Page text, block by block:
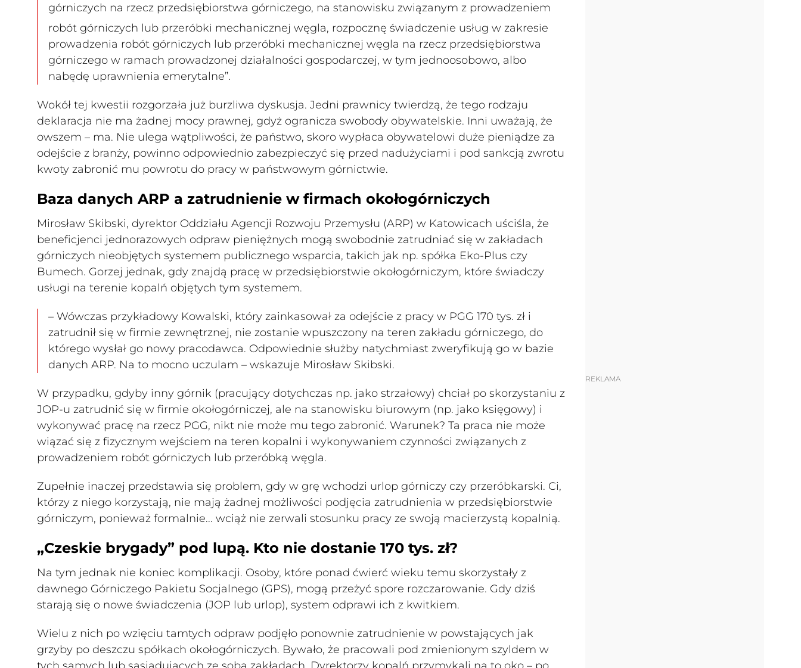
górniczych na rzecz przedsiębiorstwa górniczego, na stanowisku związanym z prowadzeniem
robót górniczych lub przeróbki mechanicznej węgla, rozpocznę świadczenie usług w zakresie
prowadzenia robót górniczych lub przeróbki mechanicznej węgla na rzecz przedsiębiorstwa
górniczego w ramach prowadzonej działalności gospodarczej, w tym jednoosobowo, albo
nabędę uprawnienia emerytalne”.
Wokół tej kwestii rozgorzała już burzliwa dyskusja. Jedni prawnicy twierdzą, że tego rodzaju
deklaracja nie ma żadnej mocy prawnej, gdyż ogranicza swobody obywatelskie. Inni uważają, że
owszem – ma. Nie ulega wątpliwości, że państwo, skoro wypłaca obywatelowi duże pieniądze za
odejście z branży, powinno odpowiednio zabezpieczyć się przed nadużyciami i pod sankcją zwrotu
kwoty zabronić mu powrotu do pracy w państwowym górnictwie.
Baza danych ARP a zatrudnienie w firmach okołogórniczych
Mirosław Skibski, dyrektor Oddziału Agencji Rozwoju Przemysłu (ARP) w Katowicach uściśla, że
beneficjenci jednorazowych odpraw pieniężnych mogą swobodnie zatrudniać się w zakładach
górniczych nieobjętych systemem publicznego wsparcia, takich jak np. spółka Eko-Plus czy
Bumech. Gorzej jednak, gdy znajdą pracę w przedsiębiorstwie okołogórniczym, które świadczy
usługi na terenie kopalń objętych tym systemem.
– Wówczas przykładowy Kowalski, który zainkasował za odejście z pracy w PGG 170 tys. zł i
zatrudnił się w firmie zewnętrznej, nie zostanie wpuszczony na teren zakładu górniczego, do
którego wysłał go nowy pracodawca. Odpowiednie służby natychmiast zweryfikują go w bazie
danych ARP. Na to mocno uczulam – wskazuje Mirosław Skibski.
W przypadku, gdyby inny górnik (pracujący dotychczas np. jako strzałowy) chciał po skorzystaniu z
JOP-u zatrudnić się w firmie okołogórniczej, ale na stanowisku biurowym (np. jako księgowy) i
wykonywać pracę na rzecz PGG, nikt nie może mu tego zabronić. Warunek? Ta praca nie może
wiązać się z fizycznym wejściem na teren kopalni i wykonywaniem czynności związanych z
prowadzeniem robót górniczych lub przeróbką węgla.
Zupełnie inaczej przedstawia się problem, gdy w grę wchodzi urlop górniczy czy przeróbkarski. Ci,
którzy z niego korzystają, nie mają żadnej możliwości podjęcia zatrudnienia w przedsiębiorstwie
górniczym, ponieważ formalnie... wciąż nie zerwali stosunku pracy ze swoją macierzystą kopalnią.
„Czeskie brygady” pod lupą. Kto nie dostanie 170 tys. zł?
Na tym jednak nie koniec komplikacji. Osoby, które ponad ćwierć wieku temu skorzystały z
dawnego Górniczego Pakietu Socjalnego (GPS), mogą przeżyć spore rozczarowanie. Gdy dziś
starają się o nowe świadczenia (JOP lub urlop), system odprawi ich z kwitkiem.
Wielu z nich po wzięciu tamtych odpraw podjęło ponownie zatrudnienie w powstających jak
grzyby po deszczu spółkach okołogórniczych. Bywało, że pracowali pod zmienionym szyldem w
REKLAMA